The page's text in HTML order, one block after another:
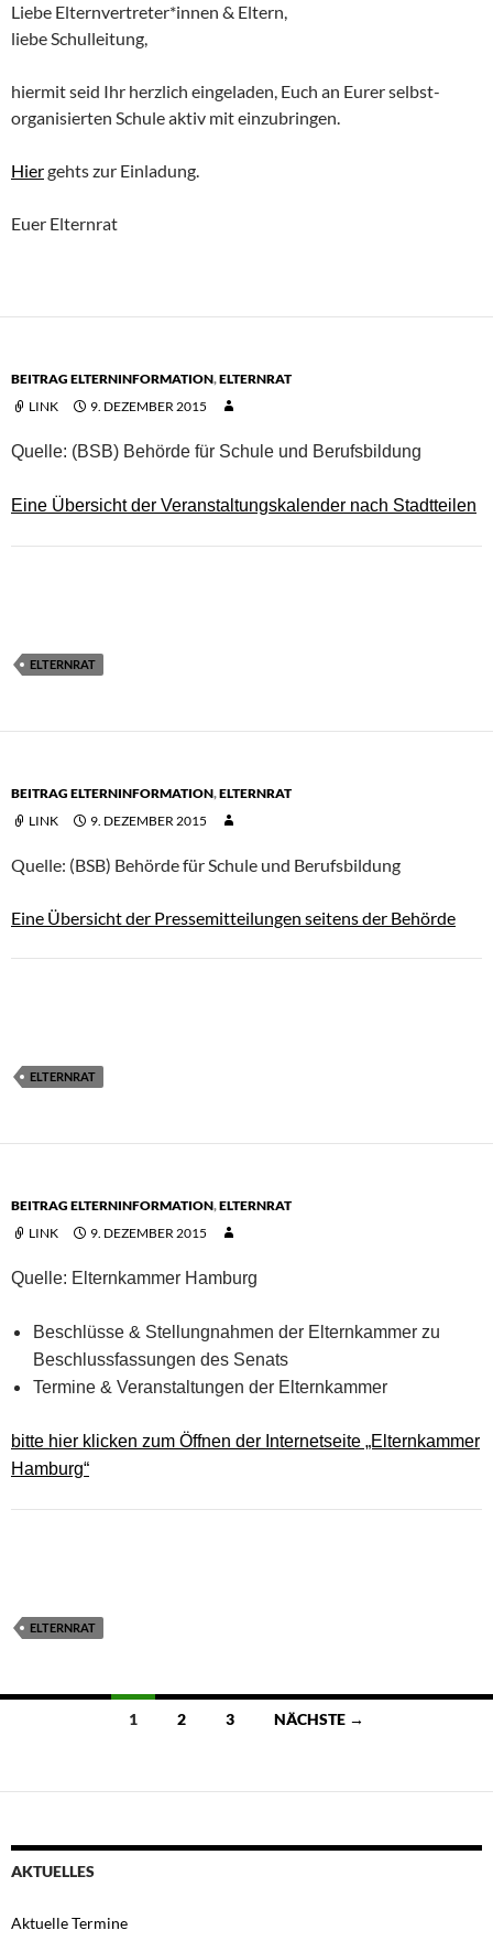
Liebe Elternvertreter*innen & Eltern,
liebe Schulleitung,
hiermit seid Ihr herzlich eingeladen, Euch an Eurer selbst-
organisierten Schule aktiv mit einzubringen.
Hiergehts zur Einladung.
Euer Elternrat
BEITRAG ELTERNINFORMATION,ELTERNRAT
LINK
9. DEZEMBER 2015
Quelle: (BSB) Behörde für Schule und Berufsbildung
Eine Übersicht der Veranstaltungskalender nach Stadtteilen
ELTERNRAT
BEITRAG ELTERNINFORMATION,ELTERNRAT
LINK
9. DEZEMBER 2015
Quelle: (BSB) Behörde für Schule und Berufsbildung
Eine Übersicht der Pressemitteilungen seitens der Behörde
ELTERNRAT
BEITRAG ELTERNINFORMATION,ELTERNRAT
LINK
9. DEZEMBER 2015
Quelle: Elternkammer Hamburg
Beschlüsse & Stellungnahmen der Elternkammer zu
Beschlussfassungen des Senats
Termine & Veranstaltungen der Elternkammer
bitte hier klicken zum Öffnen der Internetseite „Elternkammer
Hamburg“
ELTERNRAT
Beitragsnavigation
1 2 3 NÄCHSTE →
AKTUELLES
Aktuelle Termine